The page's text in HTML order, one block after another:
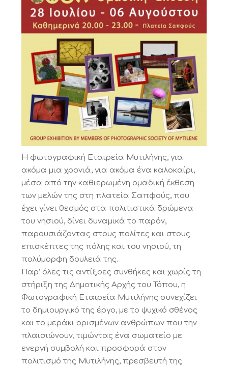
Η φωτογραφική Εταιρεία Μυτιλήνης, για
ακόμα μια χρονιά, για ακόμα ένα καλοκαίρι,
μέσα από την καθιερωμένη ομαδική έκθεση
των μελών της στη πλατεία Σαπφούς, που
έχει γίνει θεσμός στα πολιτιστικά δρώμενα
του νησιού, δίνει δυναμικά το παρόν,
παρουσιάζοντας στους πολίτες και στους
επισκέπτες της πόλης και του νησιού, τη
πολύμορφη δουλειά της.
Παρ’ όλες τις αντίξοες συνθήκες και χωρίς τη
στήριξη της Δημοτικής Αρχής του Τόπου, η
Φωτογραφική Εταιρεία Μυτιλήνης συνεχίζει
το δημιουργικό της έργο, με το ψυχικό σθένος
και το μεράκι ορισμένων ανθρώπων που την
πλαισιώνουν, τιμώντας ένα σωματείο με
ενεργή συμβολή και προσφορά στον
πολιτισμό της Μυτιλήνης, πρεσβευτή της